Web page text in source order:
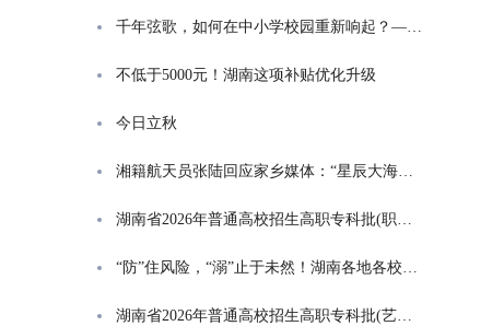
千年弦歌，如何在中小学校园重新响起？——湖南首届中小学书院制建设研讨会观察
不低于5000元！湖南这项补贴优化升级
今日立秋
湘籍航天员张陆回应家乡媒体：“星辰大海是一群人的长征”
湖南省2026年普通高校招生高职专科批(职高对口类)第一次投档分数线
“防”住风险，“溺”止于未然！湖南各地各校打响防溺水“保卫战”
湖南省2026年普通高校招生高职专科批(艺术类)第一次投档分数线